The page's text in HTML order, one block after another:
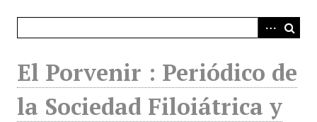
El Porvenir : Periódico de
la Sociedad Filoiátrica y